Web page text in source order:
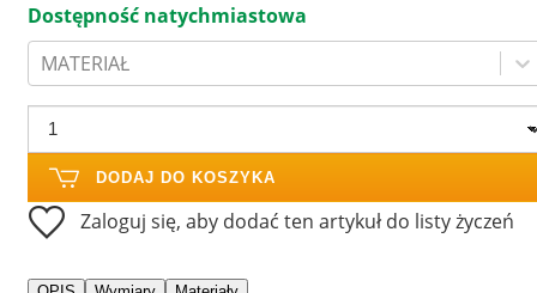
Dostępność natychmiastowa
MATERIAŁ
DODAJ DO KOSZYKA
Zaloguj się, aby dodać ten artykuł do listy życzeń